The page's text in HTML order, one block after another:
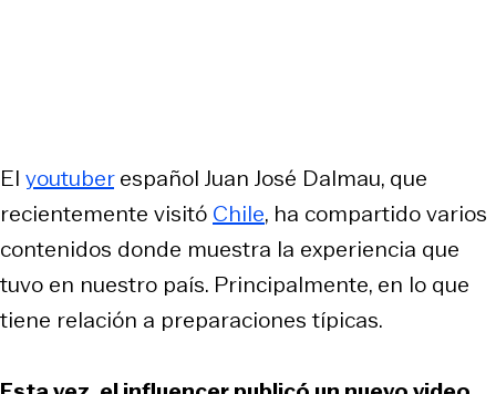
El youtuberespañol Juan José Dalmau, que
recientemente visitó Chile, ha compartido varios
contenidos donde muestra la experiencia que
tuvo en nuestro país. Principalmente, en lo que
tiene relación a preparaciones típicas.